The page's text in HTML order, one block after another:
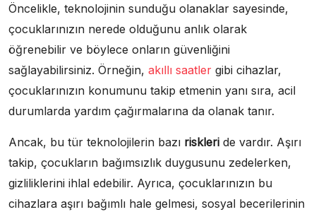
Öncelikle, teknolojinin sunduğu olanaklar sayesinde,
çocuklarınızın nerede olduğunu anlık olarak
öğrenebilir ve böylece onların güvenliğini
sağlayabilirsiniz. Örneğin, akıllı saatler gibi cihazlar,
çocuklarınızın konumunu takip etmenin yanı sıra, acil
durumlarda yardım çağırmalarına da olanak tanır.
Ancak, bu tür teknolojilerin bazı riskleri de vardır. Aşırı
takip, çocukların bağımsızlık duygusunu zedelerken,
gizliliklerini ihlal edebilir. Ayrıca, çocuklarınızın bu
cihazlara aşırı bağımlı hale gelmesi, sosyal becerilerinin